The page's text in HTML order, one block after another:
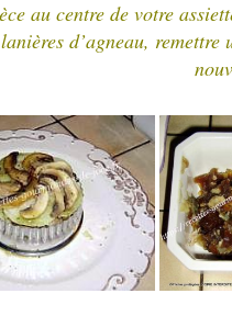
au centre de votre
d’agneau, remettre